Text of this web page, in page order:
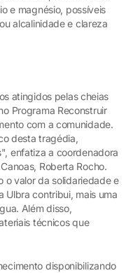
e magnésio, possíveis
alcalinidade e clareza
atingidos pelas cheias
Programa Reconstruir
com a comunidade.
desta tragédia,
enfatiza a coordenadora
Roberta Rocho.
o valor da solidariedade e
Ulbra contribui, mais uma
Além disso,
técnicos que
disponibilizando